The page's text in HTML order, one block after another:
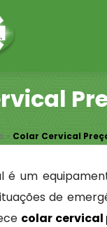
» Colar Cervical
é um
de
colar cervical